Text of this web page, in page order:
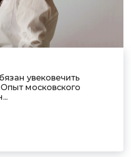
увековечить
московского